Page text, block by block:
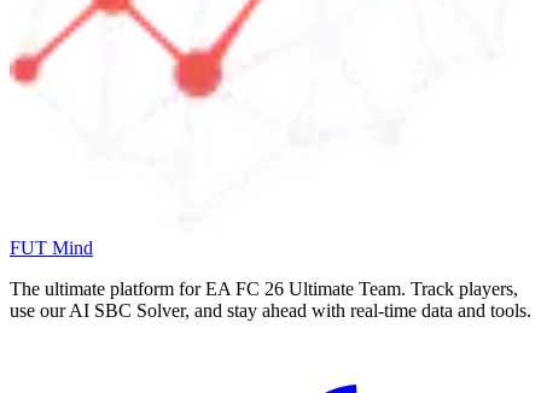
FUT Mind
The ultimate platform for EA FC 26 Ultimate Team. Track players,
use our AI SBC Solver, and stay ahead with real-time data and tools.